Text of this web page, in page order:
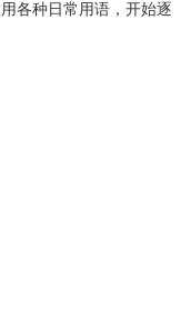
各种日常用语，开始逐